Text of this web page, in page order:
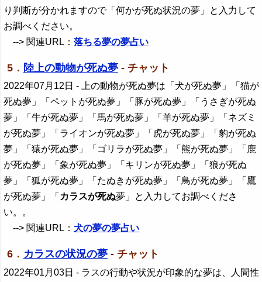
り判断が分かれますので「何かが死ぬ状況の夢」と入力して
お調べください。
--> 関連URL：落ちる夢の夢占い
5． 陸上の動物が死ぬ夢- チャット
2022年07月12日 - 上の動物が死ぬ夢は「犬が死ぬ夢」「猫が
死ぬ夢」「ペットが死ぬ夢」「豚が死ぬ夢」「うさぎが死ぬ
夢」「牛が死ぬ夢」「馬が死ぬ夢」「羊が死ぬ夢」「ネズミ
が死ぬ夢」「ライオンが死ぬ夢」「虎が死ぬ夢」「豹が死ぬ
夢」「猿が死ぬ夢」「ゴリラが死ぬ夢」「熊が死ぬ夢」「鹿
が死ぬ夢」「象が死ぬ夢」「キリンが死ぬ夢」「狼が死ぬ
夢」「狐が死ぬ夢」「たぬきが死ぬ夢」「鳥が死ぬ夢」「鷹
が死ぬ夢」「 カラスが死ぬ夢」と入力してお調べくださ
い。。
--> 関連URL： 犬の夢の夢占い
6． カラスの状況の夢- チャット
2022年01月03日 - ラスの行動や状況が印象的な夢は、人間性